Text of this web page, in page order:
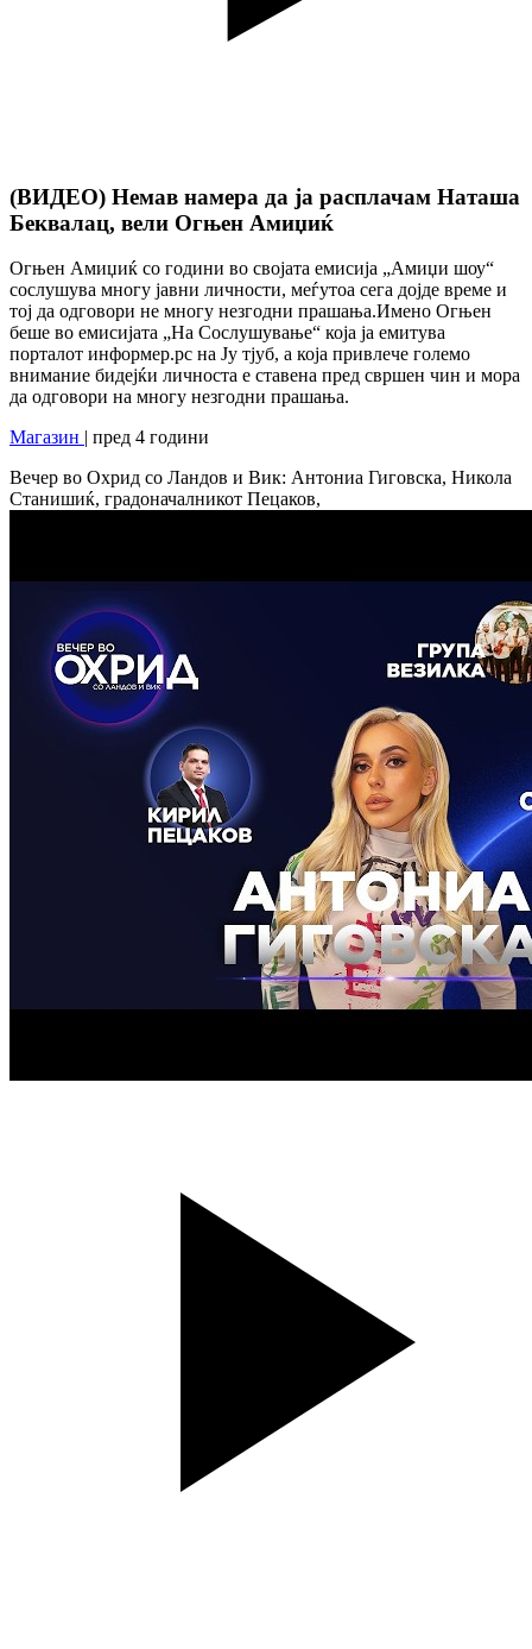
(ВИДЕО) Немав намера да ја расплачам Наташа
Беквалац, вели Огњен Амиџиќ
Огњен Амиџиќ со години во својата емисија „Амиџи шоу“
сослушува многу јавни личности, меѓутоа сега дојде време и
тој да одговори не многу незгодни прашања.Имено Огњен
беше во емисијата „На Сослушување“ која ја емитува
порталот информер.рс на Ју тјуб, а која привлече големо
внимание бидејќи личноста е ставена пред свршен чин и мора
да одговори на многу незгодни прашања.
Магазин | пред 4 години
Вечер во Охрид со Ландов и Вик: Антониа Гиговска, Никола
Станишиќ, градоначалникот Пецаков,